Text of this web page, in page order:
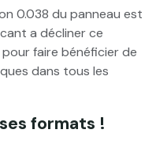
0.038 du panneau est
a décliner ce
faire bénéficier de
dans tous les
formats !